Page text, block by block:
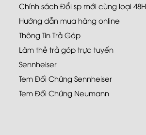
Chính sách Đổi sp mới cùng loại 48H
Hướng dẫn mua hàng online
Thông Tin Trả Góp
Làm thẻ trả góp trực tuyến
Sennheiser
Tem Đối Chứng Sennheiser
Tem Đối Chứng Neumann